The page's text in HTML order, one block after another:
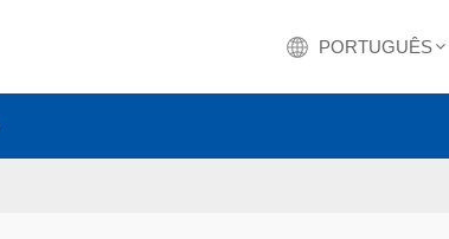
PORTUGUÊS
English